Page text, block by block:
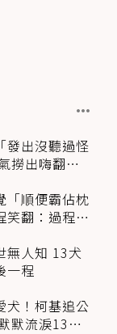
發出沒聽過怪
撈出嗨翻：
「順便霸佔枕
笑翻：過程絲
無人知 13犬
一程
犬！柯基追公
默流淚13萬